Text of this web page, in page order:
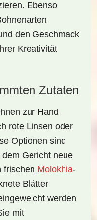
Ebenso
den Geschmack
Kreativität
Zutaten
zur Hand
rote Linsen oder
Optionen sind
Gericht neue
frischen Molokhia-
Blätter
werden
mit